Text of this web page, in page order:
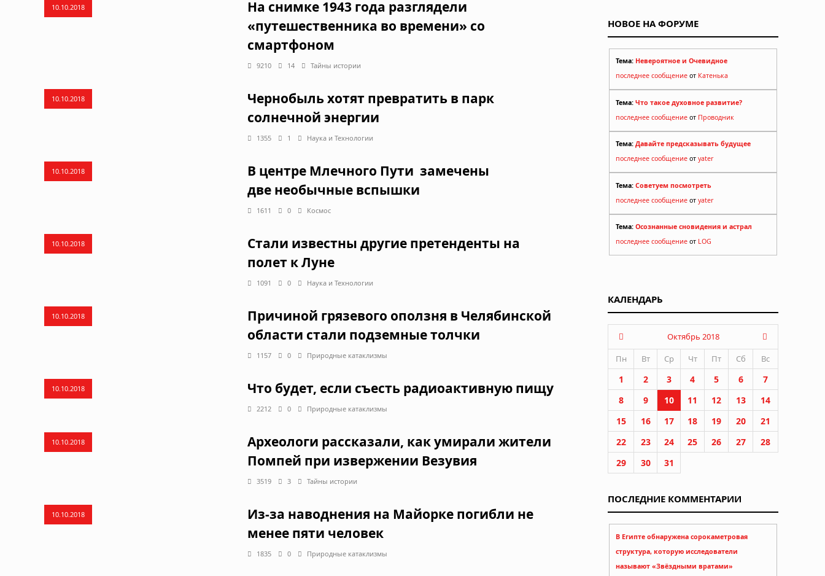
10.10.2018
На снимке 1943 года разглядели
«путешественника во времени» со
смартфоном
9210 14 Тайны истории
10.10.2018
Чернобыль хотят превратить в парк
солнечной энергии
1355 1 Наука и Технологии
10.10.2018
В центре Млечного Пути замечены
две необычные вспышки
1611 0 Космос
10.10.2018
Стали известны другие претенденты на
полет к Луне
1091 0 Наука и Технологии
10.10.2018
Причиной грязевого оползня в Челябинской
области стали подземные толчки
1157 0 Природные катаклизмы
10.10.2018 Что будет, если съесть радиоактивную пищу
2212 0 Природные катаклизмы
10.10.2018
Археологи рассказали, как умирали жители
Помпей при извержении Везувия
3519 3 Тайны истории
10.10.2018
Из-за наводнения на Майорке погибли не
менее пяти человек
1835 0 Природные катаклизмы
НОВОЕ НА ФОРУМЕ
Тема: Невероятное и Очевидное
последнее сообщение от Катенька
Тема: Что такое духовное развитие?
последнее сообщение от Проводник
Тема: Давайте предсказывать будущее
последнее сообщение от yater
Тема: Советуем посмотреть
последнее сообщение от yater
Тема: Осознанные сновидения и астрал
последнее сообщение от LOG
КАЛЕНДАРЬ
Октябрь 2018
Пн
Вт Ср Чт Пт Сб Вс
1 2 3 4 5 6
7
8
9 10 11 12 13
14
15
16 17 18 19 20
21
22
23 24 25 26 27
28
29
30 31
ПОСЛЕДНИЕ КОММЕНТАРИИ
В Египте обнаружена сорокаметровая
структура, которую исследователи
называют «Звёздными вратами»